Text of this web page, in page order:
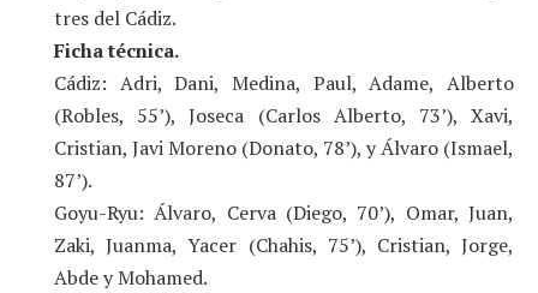
tres del Cádiz.
Ficha técnica.
Cádiz: Adri, Dani, Medina, Paul, Adame, Alberto
(Robles, 55’), Joseca (Carlos Alberto, 73’), Xavi,
Cristian, Javi Moreno (Donato, 78’), y Álvaro (Ismael,
87’).
Goyu-Ryu: Álvaro, Cerva (Diego, 70’), Omar, Juan,
Zaki, Juanma, Yacer (Chahis, 75’), Cristian, Jorge,
Abde y Mohamed.